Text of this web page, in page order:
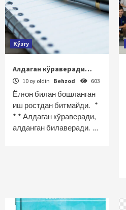
Кўзгу
Алдаган кўраверади…
10 oy oldin Behzod 603
Ёлғон билан бошланган
иш ростдан битмайди. *
* * Алдаган кўраверади,
алданган билаверади. …